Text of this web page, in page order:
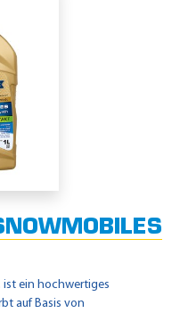
ist ein hochwertiges
auf Basis von